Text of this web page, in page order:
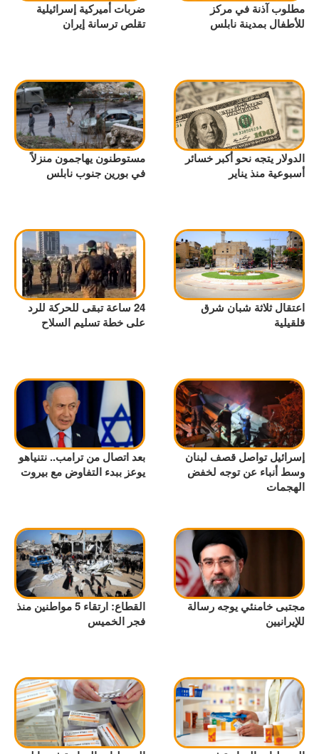
مطلوب آذنة في مركز
للأطفال بمدينة نابلس
ضربات أميركية إسرائيلية
تقلص ترسانة إيران
الدولار يتجه نحو أكبر خسائر
أسبوعية منذ يناير
مستوطنون يهاجمون منزلاً
في بورين جنوب نابلس
اعتقال ثلاثة شبان شرق
قلقيلية
24 ساعة تبقى للحركة للرد
على خطة تسليم السلاح
إسرائيل تواصل قصف لبنان
وسط أنباء عن توجه لخفض
الهجمات
بعد اتصال من ترامب.. نتنياهو
يوعز ببدء التفاوض مع بيروت
مجتبى خامنئي يوجه رسالة
للإيرانيين
القطاع: ارتقاء 5 مواطنين منذ
فجر الخميس